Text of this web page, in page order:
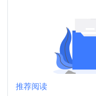
推荐阅读